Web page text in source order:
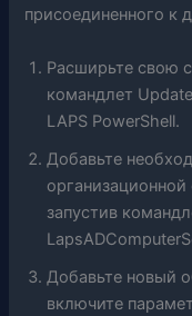
присоединенного к
Расширьте свою
командлет
LAPS PowerShell.
Добавьте
запустив
Добавьте новый
включите